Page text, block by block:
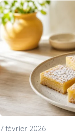
7 février 2026